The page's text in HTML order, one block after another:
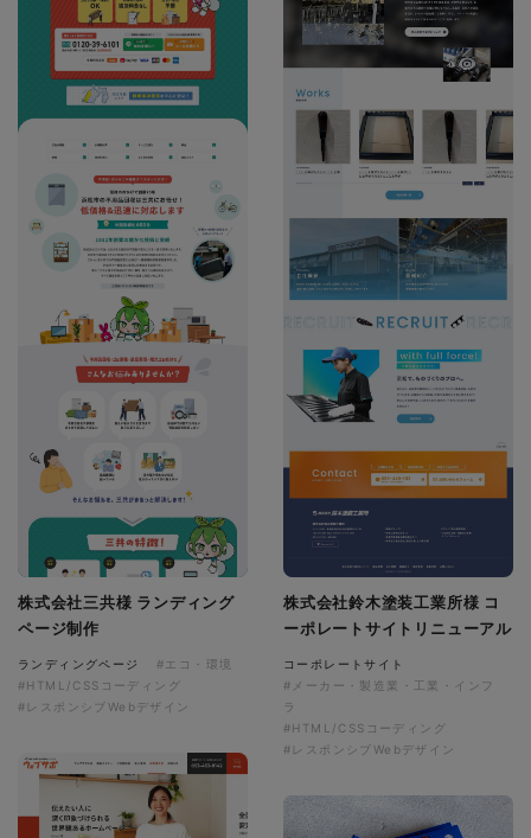
株式会社三共様 ランディング
ページ制作
ランディングページ
#エコ・環境
#HTML/CSSコーディング
#レスポンシブWebデザイン
株式会社鈴木塗装工業所様 コ
ーポレートサイトリニューアル
コーポレートサイト
#メーカー・製造業・工業・インフ
ラ
#HTML/CSSコーディング
#レスポンシブWebデザイン